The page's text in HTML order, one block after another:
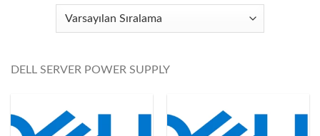
DELL SERVER POWER SUPPLY